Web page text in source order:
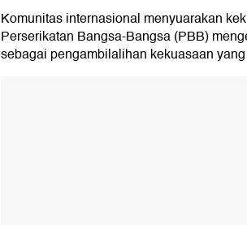
Komunitas internasional menyuarakan
Perserikatan Bangsa-Bangsa (PBB)
sebagai pengambilalihan kekuasaan